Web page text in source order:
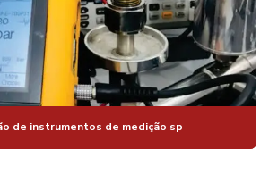
de instrumentos de medição sp